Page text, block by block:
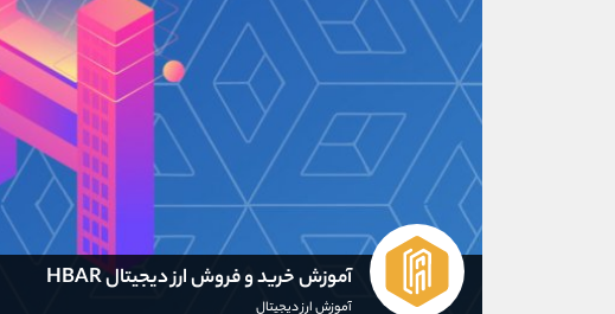
آموزش خرید و فروش ارز دیجیتال HBAR
آموزش ارز دیجیتال